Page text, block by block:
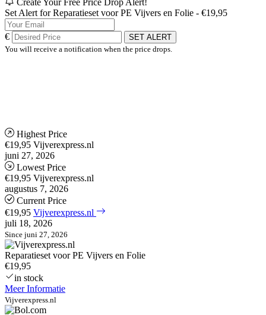
Create Your Free Price Drop Alert!
Set Alert for Reparatieset voor PE Vijvers en Folie - €19,95
€
SET ALERT
You will receive a notification when the price drops.
Highest Price
€19,95 Vijverexpress.nl
juni 27, 2026
Lowest Price
€19,95 Vijverexpress.nl
augustus 7, 2026
Current Price
€19,95 Vijverexpress.nl
juli 18, 2026
Since juni 27, 2026
Reparatieset voor PE Vijvers en Folie
€19,95
in stock
Meer Informatie
Vijverexpress.nl